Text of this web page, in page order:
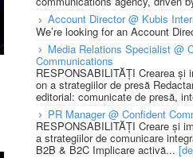
Account Director @ Kubis
We’re looking for an Account
Media Relations Specialist @
Communications
RESPONSABILITĂȚI Crearea și
on a strategiilor de presă
editorial: comunicate de presă,
PR Manager @ Confident
RESPONSABILITĂȚI Creare și
a strategiilor de comunicare
B2B & B2C Implicare activă...